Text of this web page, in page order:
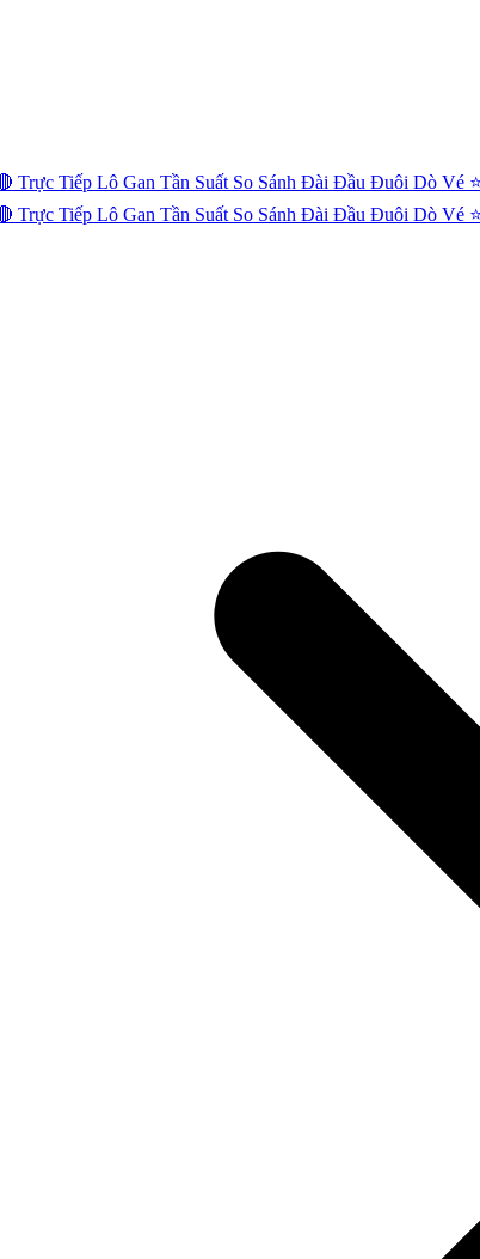
Trực Tiếp Lô Gan Tần Suất So Sánh Đài Đầu Đuôi Dò Vé
Trực Tiếp Lô Gan Tần Suất So Sánh Đài Đầu Đuôi Dò Vé